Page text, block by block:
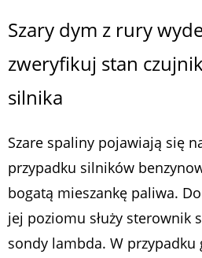
Szary dym z rury
zweryfikuj stan
silnika
Szare spaliny pojawiają się
przypadku silników
bogatą mieszankę paliwa.
jej poziomu służy sterownik
sondy lambda. W